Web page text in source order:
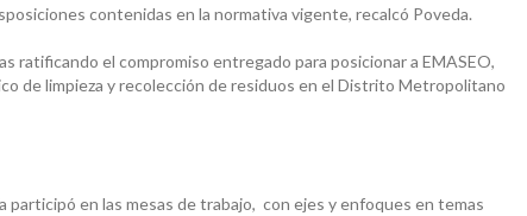
contenidas en la normativa vigente, recalcó Poveda.
ratificando el compromiso entregado para posicionar a EMASEO,
de limpieza y recolección de residuos en el Distrito Metropolitano
participó en las mesas de trabajo, con ejes y enfoques en temas